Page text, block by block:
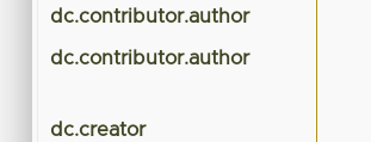
dc.contributor.author
dc.contributor.author
dc.creator